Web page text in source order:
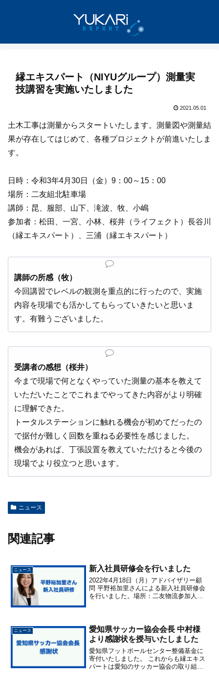
縁エキスパート（NIYUグループ）測量実
技講習を実施いたしました
2021.05.01
土木工事は測量からスタートいたします。測量図や測量結
果が存在してはじめて、各種プロジェクトが前進いたしま
す。
日時：令和3年4月30日（金）9：00～15：00
場所：二友組北駐車場
講師：昆、服部、山下、滝波、牧、小嶋
参加者：松田、一宮、小林、桜井（ライフェクト）長谷川
（縁エキスパート）、三浦（縁エキスパート）
講師の所感（牧）
今回講習でレベルの観測を重点的に行ったので、実施
内容を現場でも活かしてもらっていきたいと思いま
す。有難うございました。
受講者の感想（桜井）
今まで現場で何となくやっていた測量の基本を教えて
いただいたことでこれまでやってきた内容がより明確
に理解できた。
トータルステーションに触れる機会が初めてだったの
で据付が難しく回数を重ねる必要性を感じました。
機会があれば、丁張設置を教えていただけると今後の
現場でより役立つと思います。
ニュース
関連記事
ニュース 新入社員研修会を行いました
2022年4月18日（月）アドバイザリー顧
問 平野裕加里さんによる新入社員研修会
を行いました。場所：二友物流参加人
ニュース
愛知県サッカー協会会長 中村様
より感謝状を授与いたしました
愛知県フットボールセンター整備基金に
寄付いたしました。 これからも縁エキス
パートは愛知のサッカー協会の取り組み